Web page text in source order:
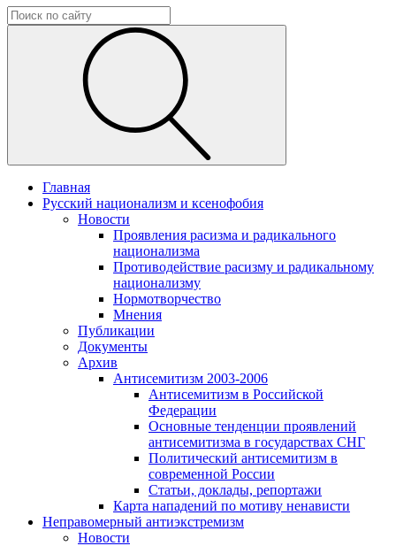
Главная
Русский национализм и ксенофобия
Новости
Проявления расизма и радикального
национализма
Противодействие расизму и радикальному
национализму
Нормотворчество
Мнения
Публикации
Документы
Архив
Антисемитизм 2003-2006
Антисемитизм в Российской
Федерации
Основные тенденции проявлений
антисемитизма в государствах СНГ
Политический антисемитизм в
современной России
Статьи, доклады, репортажи
Карта нападений по мотиву ненависти
Неправомерный антиэкстремизм
Новости